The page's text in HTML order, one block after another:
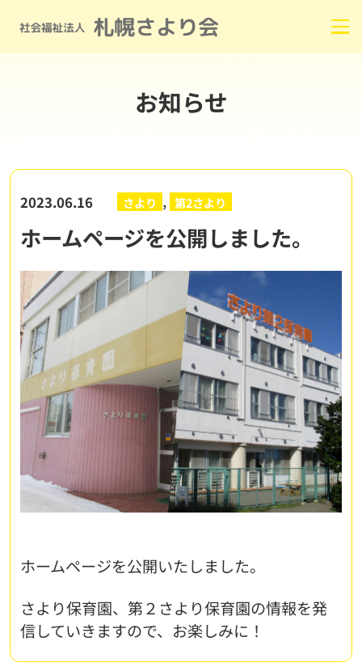
お知らせ
2023.06.16 さより , 第2さより
ホームページを公開しました。
ホームページを公開いたしました。
さより保育園、第２さより保育園の情報を発
信していきますので、お楽しみに！